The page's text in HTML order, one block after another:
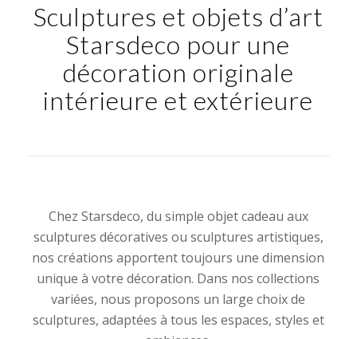
Sculptures et objets d’art
Starsdeco pour une
décoration originale
intérieure et extérieure
Chez Starsdeco, du simple objet cadeau aux
sculptures décoratives ou sculptures artistiques,
nos créations apportent toujours une dimension
unique à votre décoration. Dans nos collections
variées, nous proposons un large choix de
sculptures, adaptées à tous les espaces, styles et